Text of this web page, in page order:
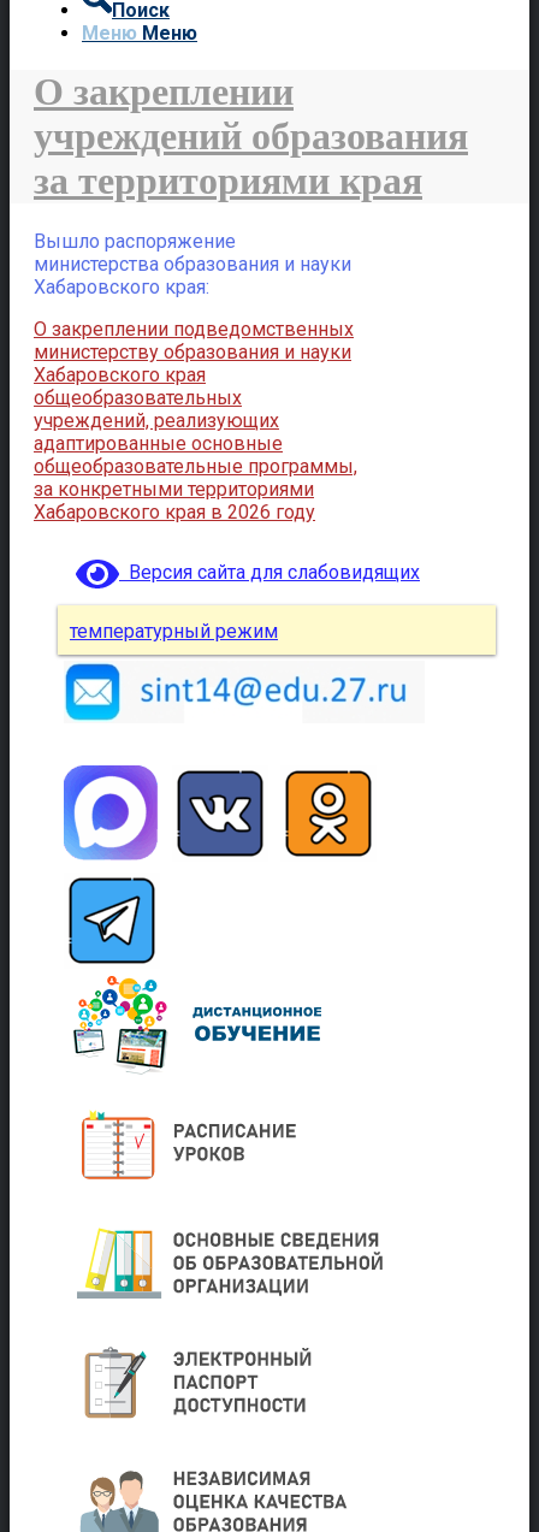
Поиск
Меню Меню
О закреплении
учреждений образования
за территориями края
Вышло распоряжение
министерства образования и науки
Хабаровского края:
О закреплении подведомственных
министерству образования и науки
Хабаровского края
общеобразовательных
учреждений, реализующих
адаптированные основные
общеобразовательные программы,
за конкретными территориями
Хабаровского края в 2026 году
Версия сайта для слабовидящих
температурный режим